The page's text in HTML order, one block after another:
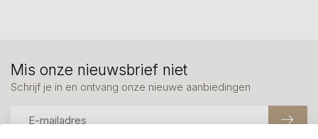
Mis onze nieuwsbrief niet
Schrijf je in en ontvang onze nieuwe aanbiedingen